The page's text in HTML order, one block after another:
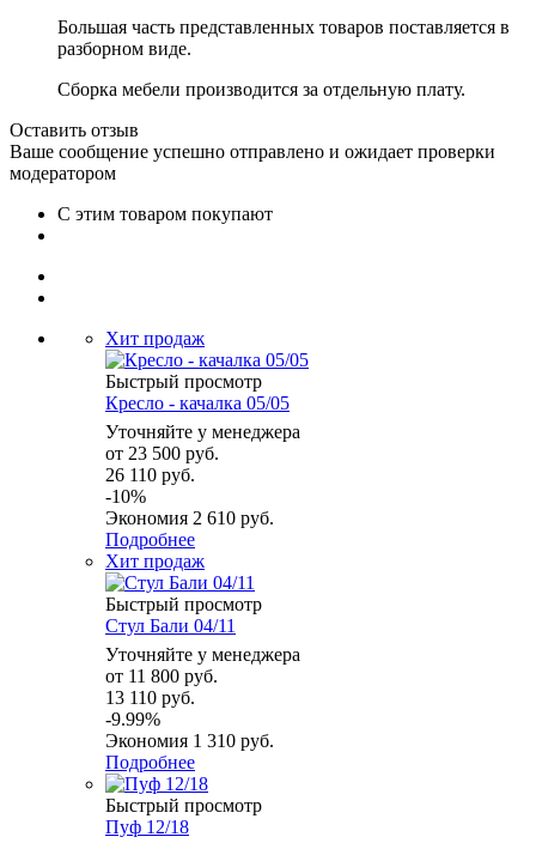
Большая часть представленных товаров поставляется в
разборном виде.
Сборка мебели производится за отдельную плату.
Оставить отзыв
Ваше сообщение успешно отправлено и ожидает проверки
модератором
С этим товаром покупают
Хит продаж
Быстрый просмотр
Кресло - качалка 05/05
Уточняйте у менеджера
от 23 500 руб.
26 110 руб.
-10%
Экономия 2 610 руб.
Подробнее
Хит продаж
Быстрый просмотр
Стул Бали 04/11
Уточняйте у менеджера
от 11 800 руб.
13 110 руб.
-9.99%
Экономия 1 310 руб.
Подробнее
Быстрый просмотр
Пуф 12/18